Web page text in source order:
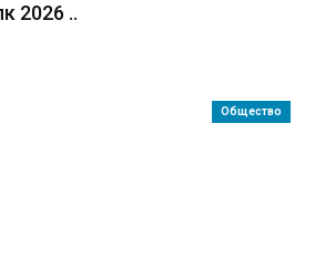
2026 ..
Общество